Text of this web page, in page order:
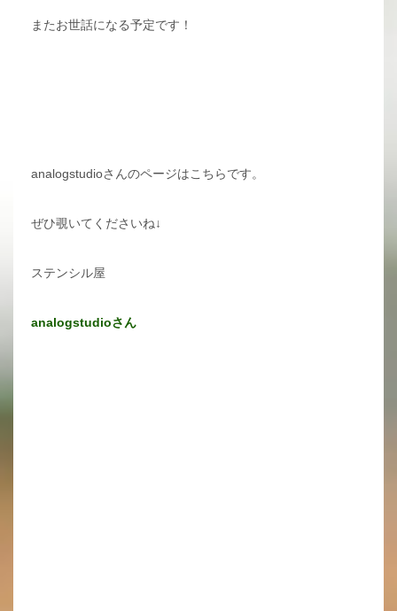
またお世話になる予定です！
analogstudioさんのページはこちらです。
ぜひ覗いてくださいね↓
ステンシル屋
analogstudioさん